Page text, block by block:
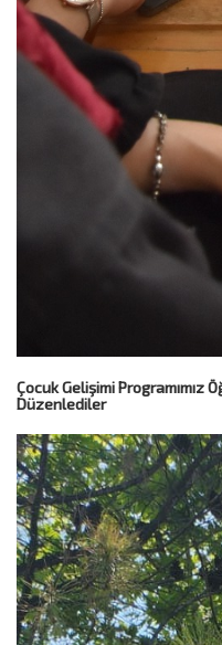
Çocuk Gelişimi Programımız
Düzenlediler